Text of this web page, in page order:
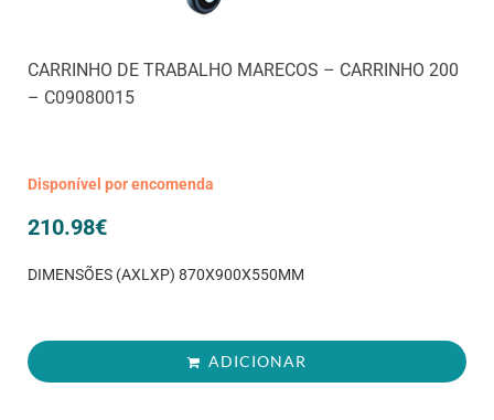
CARRINHO DE TRABALHO MARECOS – CARRINHO 200
– C09080015
Disponível por encomenda
210.98€
DIMENSÕES (AXLXP) 870X900X550MM
ADICIONAR